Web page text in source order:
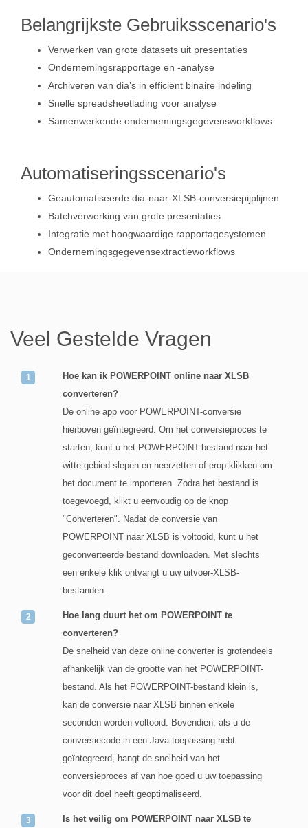
Belangrijkste Gebruiksscenario's
Verwerken van grote datasets uit presentaties
Ondernemingsrapportage en -analyse
Archiveren van dia’s in efficiënt binaire indeling
Snelle spreadsheetlading voor analyse
Samenwerkende ondernemingsgegevensworkflows
Automatiseringsscenario's
Geautomatiseerde dia-naar-XLSB-conversiepijplijnen
Batchverwerking van grote presentaties
Integratie met hoogwaardige rapportagesystemen
Ondernemingsgegevensextractieworkflows
Veel Gestelde Vragen
Hoe kan ik POWERPOINT online naar XLSB
converteren?
De online app voor POWERPOINT-conversie
hierboven geïntegreerd. Om het conversieproces te
starten, kunt u het POWERPOINT-bestand naar het
witte gebied slepen en neerzetten of erop klikken om
het document te importeren. Zodra het bestand is
toegevoegd, klikt u eenvoudig op de knop
"Converteren". Nadat de conversie van
POWERPOINT naar XLSB is voltooid, kunt u het
geconverteerde bestand downloaden. Met slechts
een enkele klik ontvangt u uw uitvoer-XLSB-
bestanden.
Hoe lang duurt het om POWERPOINT te
converteren?
De snelheid van deze online converter is grotendeels
afhankelijk van de grootte van het POWERPOINT-
bestand. Als het POWERPOINT-bestand klein is,
kan de conversie naar XLSB binnen enkele
seconden worden voltooid. Bovendien, als u de
conversiecode in een Java-toepassing hebt
geïntegreerd, hangt de snelheid van het
conversieproces af van hoe goed u uw toepassing
voor dit doel heeft geoptimaliseerd.
Is het veilig om POWERPOINT naar XLSB te